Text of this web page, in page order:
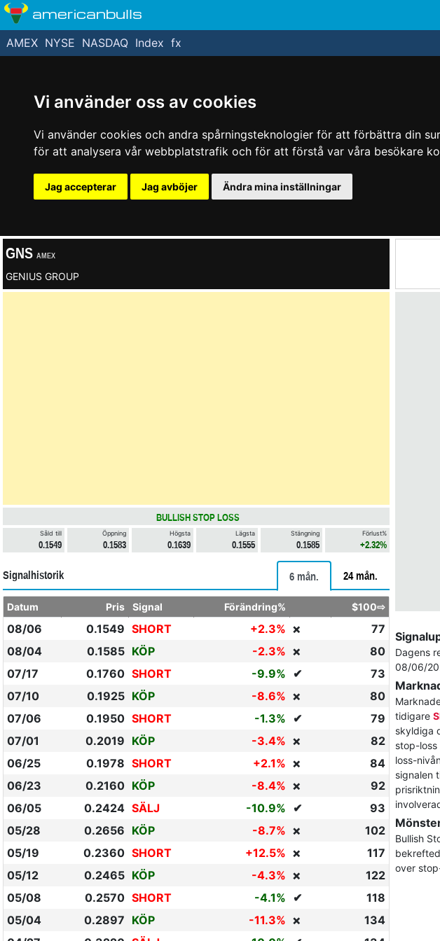
Vi använder oss av cookies
Vi använder cookies och andra spårningsteknologier för att förbättra din
för att analysera vår webbplatstrafik och för att förstå var våra besökare
Jag accepterar Jag avböjer Ändra mina inställningar
americanbulls
AMEX NYSE NASDAQ Index fx
GNS AMEX
GENIUS GROUP
BULLISH STOP LOSS
Såld till
0.1549
Öppning
0.1583
Högsta
0.1639
Lägsta
0.1555
Stängning
0.1585
Förlust%
+2.32%
Signalhistorik 6 mån. 24 mån.
Datum Pris Signal Förändring% $100⇨
08/06 0.1549 SHORT +2.3% ❌
77
08/04
0.1585 KÖP -2.3% ❌
80
07/17
0.1760 SHORT -9.9% ✔
73
07/10
0.1925 KÖP -8.6% ❌
80
07/06
0.1950 SHORT -1.3% ✔
79
07/01
0.2019 KÖP -3.4% ❌
82
06/25
0.1978 SHORT +2.1% ❌
84
06/23
0.2160 KÖP -8.4% ❌
92
06/05
0.2424 SÄLJ -10.9% ✔
93
05/28
0.2656 KÖP -8.7% ❌
102
05/19
0.2360 SHORT +12.5% ❌
117
05/12
0.2465 KÖP -4.3% ❌
122
05/08
0.2570 SHORT -4.1% ✔
118
05/04
0.2897 KÖP -11.3% ❌
134
Dagens
08/06/
tidigare
skyldiga
stop-
loss-
signalen
Bullish
over